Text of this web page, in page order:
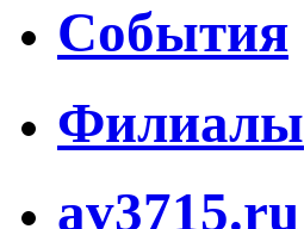
События
Филиалы
av3715.ru